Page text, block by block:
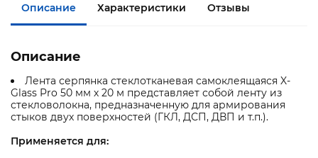
Описание Характеристики Отзывы
Описание
Лента серпянка стеклотканевая самоклеящаяся X-
Glass Pro 50 мм х 20 м представляет собой ленту из
стекловолокна, предназначенную для армирования
стыков двух поверхностей (ГКЛ, ДСП, ДВП и т.п.).
Применяется для: